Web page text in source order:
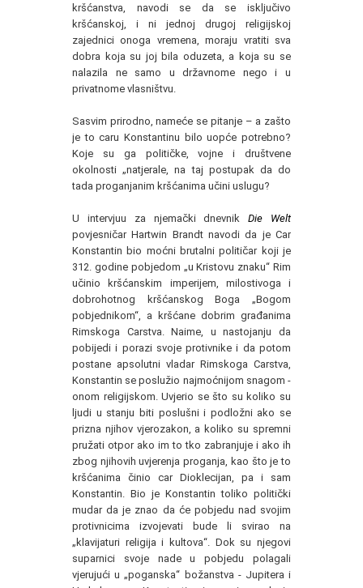
kršćanstva, navodi se da se isključivo
kršćanskoj, i ni jednoj drugoj religijskoj
zajednici onoga vremena, moraju vratiti sva
dobra koja su joj bila oduzeta, a koja su se
nalazila ne samo u državnome nego i u
privatnome vlasništvu.
Sasvim prirodno, nameće se pitanje – a zašto
je to caru Konstantinu bilo uopće potrebno?
Koje su ga političke, vojne i društvene
okolnosti „natjerale, na taj postupak da do
tada proganjanim kršćanima učini uslugu?
U intervjuu za njemački dnevnikDie Welt
povjesničar Hartwin Brandt navodi da je Car
Konstantin bio moćni brutalni političar koji je
312. godine pobjedom „u Kristovu znaku“ Rim
učinio kršćanskim imperijem, milostivoga i
dobrohotnog kršćanskog Boga „Bogom
pobjednikom“, a kršćane dobrim građanima
Rimskoga Carstva. Naime, u nastojanju da
pobijedi i porazi svoje protivnike i da potom
postane apsolutni vladar Rimskoga Carstva,
Konstantin se poslužio najmoćnijom snagom -
onom religijskom. Uvjerio se što su koliko su
ljudi u stanju biti poslušni i podložni ako se
prizna njihov vjerozakon, a koliko su spremni
pružati otpor ako im to tko zabranjuje i ako ih
zbog njihovih uvjerenja proganja, kao što je to
kršćanima činio car Dioklecijan, pa i sam
Konstantin. Bio je Konstantin toliko politički
mudar da je znao da će pobjedu nad svojim
protivnicima izvojevati bude li svirao na
„klavijaturi religija i kultova“. Dok su njegovi
suparnici svoje nade u pobjedu polagali
vjerujući u „poganska“ božanstva - Jupitera i